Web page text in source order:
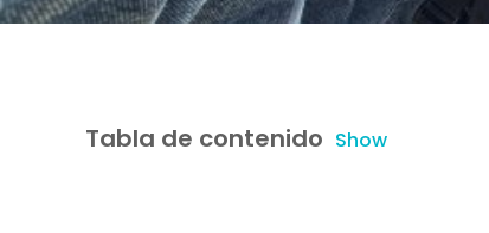
Tabla de contenido Show